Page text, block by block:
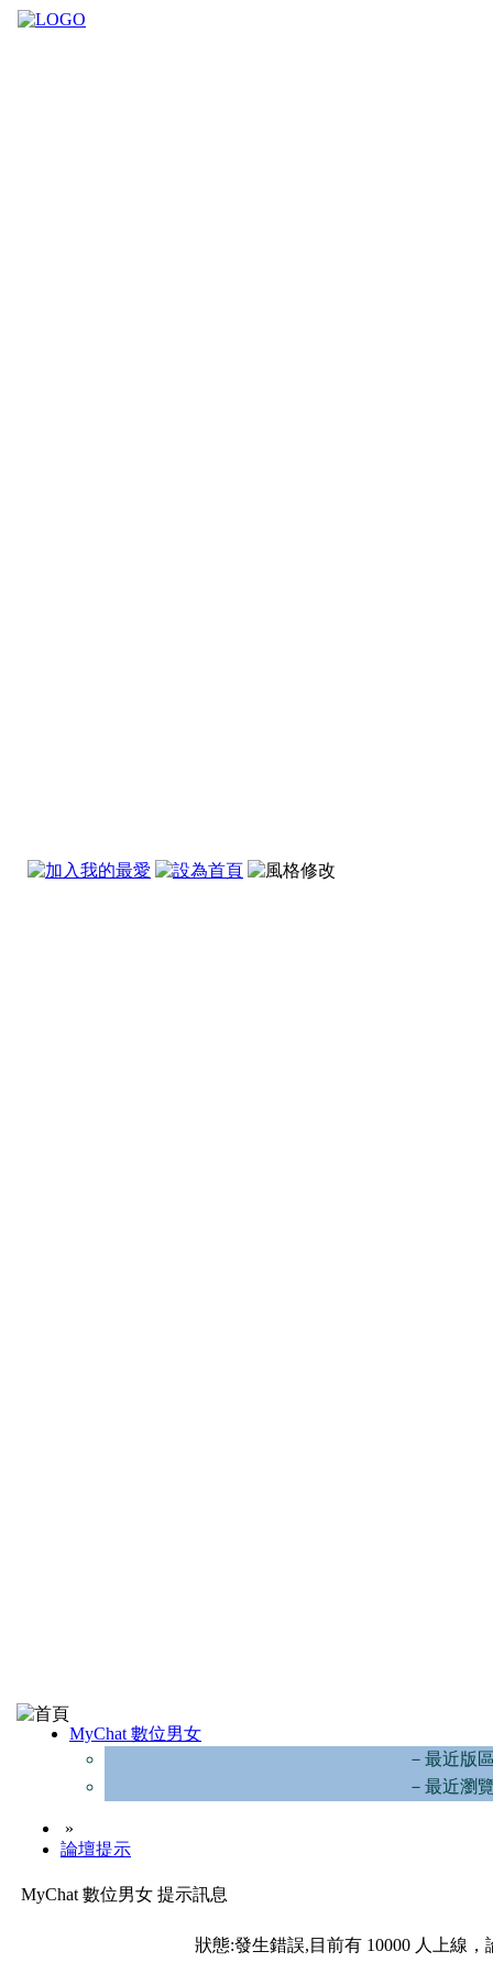
MyChat 數位男女
－最近版
－最近瀏
»
論壇提示
MyChat 數位男女 提示訊息
狀態:發生錯誤,目前有 10000 人上線